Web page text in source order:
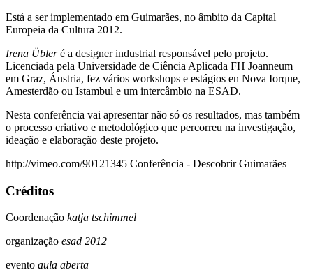
Está a ser implementado em Guimarães, no âmbito da Capital
Europeia da Cultura 2012.
Irena Übleré a designer industrial responsável pelo projeto.
Licenciada pela Universidade de Ciência Aplicada FH Joanneum
em Graz, Áustria, fez vários workshops e estágios en Nova Iorque,
Amesterdão ou Istambul e um intercâmbio na ESAD.
Nesta conferência vai apresentar não só os resultados, mas também
o processo criativo e metodológico que percorreu na investigação,
ideação e elaboração deste projeto.
http://vimeo.com/90121345 Conferência - Descobrir Guimarães
Créditos
Coordenação katja tschimmel
organização esad 2012
evento aula aberta